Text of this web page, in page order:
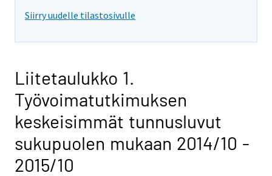
Siirry uudelle tilastosivulle
Liitetaulukko 1.
Työvoimatutkimuksen
keskeisimmät tunnusluvut
sukupuolen mukaan 2014/10 -
2015/10